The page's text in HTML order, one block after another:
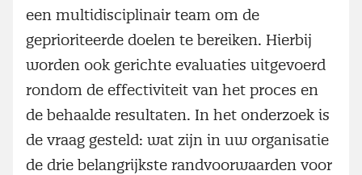
een multidisciplinair team om de
geprioriteerde doelen te bereiken. Hierbij
worden ook gerichte evaluaties uitgevoerd
rondom de effectiviteit van het proces en
de behaalde resultaten. In het onderzoek is
de vraag gesteld: wat zijn in uw organisatie
de drie belangrijkste randvoorwaarden voor